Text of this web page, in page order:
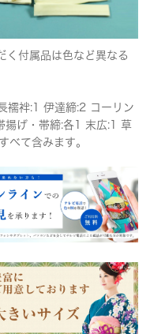
く付属品は色など異なる
襦袢:1 伊達締:2 コーリン
揚げ・帯締:各1 末広:1 草
べて含みます。